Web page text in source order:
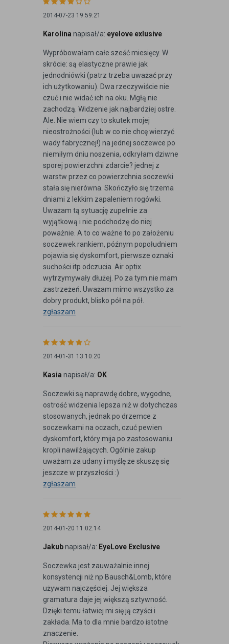
2014-07-23 19:59:21
Karolina napisał/a: eyelove exlusive
Wypróbowałam całe sześć miesięcy. W
skrócie: są elastyczne prawie jak
jednodniówki (patrz trzeba uważać przy
ich użytkowaniu). Dwa rzeczywiście nie
czuć i nie widać ich na oku. Mgłą nie
zachodzą. Widzenie jak najbardziej ostre.
Ale. Nie wiem czy to skutek mojej
nieostrożności (lub w co nie chcę wierzyć
wady fabrycznej!) na jednej soczewce po
niemiłym dniu noszenia, odkryłam dziwne
sporej powierzchni zdarcie? jednej z
warstw przez co powierzchnia soczewki
stała się nierówna. Skończyło się trzema
dniami z lekkim zapaleniem rogówki.
Uważam tą sytuację zupełnie za
wyjątkową i nie podchodzę do niej
poważnie. A to co ważne to po założeniu
soczewek rankiem, późnym popołudniem
pojawia się dyskomfort, pierwsze oznaki
suchości itp odczucia. Air optix
wytrzymywały dłużej. Po za tym nie mam
zastrzeżeń. Uważam mimo wszystko za
dobry produkt, blisko pół na pół.
zgłaszam
2014-01-31 13:10:20
Kasia napisał/a: OK
Soczewki są naprawdę dobre, wygodne,
ostrość widzenia lepsza niż w dotychczas
stosowanych, jednak po drzemce z
soczewkami na oczach, czuć pewien
dyskomfort, który mija po zastosowaniu
kropli nawilżających. Ogólnie zakup
uważam za udany i myślę że skuszę się
jeszcze w przyszłości :)
zgłaszam
2014-01-20 11:02:14
Jakubnapisał/a: EyeLove Exclusive
Soczewka jest zauważalnie innej
konsystencji niż np Bausch&Lomb, które
używam najczęściej. Jej większa
gramatura daje jej większą sztywność.
Dzięki temu łatwiej mi się ją czyści i
zakłada. Ma to dla mnie bardzo istotne
znaczenie.